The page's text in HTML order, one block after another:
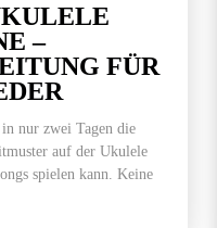
–
FÜR
nur zwei Tagen die
auf der Ukulele
spielen kann. Keine